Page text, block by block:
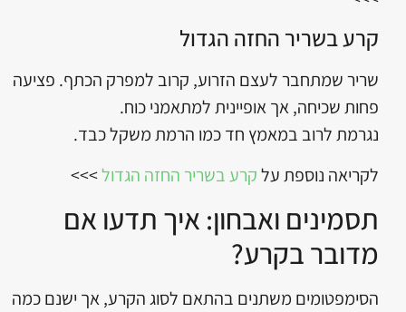
קרע בשריר החזה הגדול
שריר שמתחבר לעצם הזרוע, קרוב למפרק הכתף. פציעה
פחות שכיחה, אך אופיינית למתאמני כוח.
נגרמת לרוב במאמץ חד כמו הרמת משקל כבד.
לקריאה נוספת עלקרע בשריר החזה הגדול>>>
תסמינים ואבחון: איך תדעו אם
מדובר בקרע?
הסימפטומים משתנים בהתאם לסוג הקרע, אך ישנם כמה